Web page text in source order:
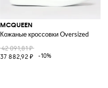
MCQUEEN
Кожаные кроссовки Oversized
42 091,81 ₽
37 882,92 ₽
-10%